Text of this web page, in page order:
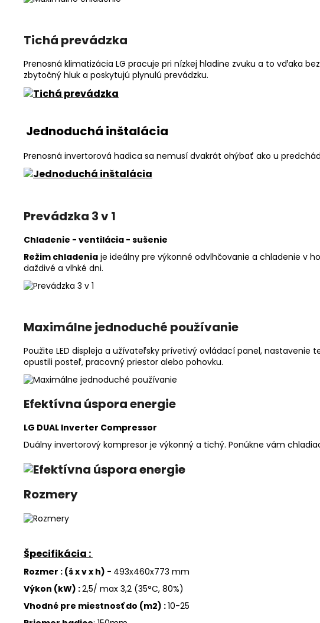
Tichá prevádzka
Prenosná klimatizácia LG pracuje pri nízkej hladine zvuku a to vďaka
zbytočný hluk a poskytujú plynulú prevádzku.
Jednoduchá inštalácia
Prenosná invertorová hadica sa nemusí dvakrát ohýbať ako u
Prevádzka 3 v 1
Chladenie - ventilácia - sušenie
Režim chladenia je ideálny pre výkonné odvlhčovanie a chladenie v
daždivé a vlhké dni.
Maximálne jednoduché používanie
Použite LED displeja a užívateľsky prívetivý ovládací panel,
opustili posteľ, pracovný priestor alebo pohovku.
Efektívna úspora energie
LG DUAL Inverter Compressor
Duálny invertorový kompresor je výkonný a tichý. Ponúkne vám
Rozmery
Špecifikácia :
Rozmer : (š x v x h) - 493x460x773 mm
Výkon (kW) :2,5/ max 3,2 (35°C, 80%)
Vhodné pre miestnosť do (m2) :10-25